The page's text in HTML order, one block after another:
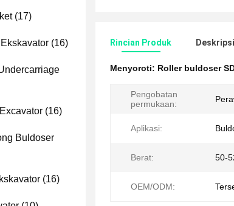
(17)
(16)
(16)
Buldoser
(16)
Rincian Produk
Menyoroti: Roller buldoser
Pengobatan
permukaan:
Aplikasi:
Berat: 50-
OEM/ODM: